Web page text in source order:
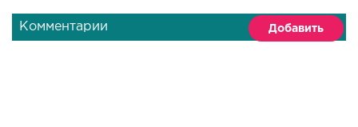
Комментарии Добавить